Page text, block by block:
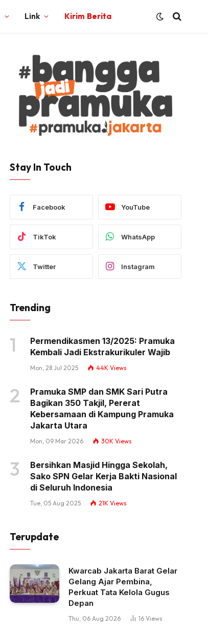
Link Kirim Berita
Stay In Touch
Facebook YouTube
TikTok WhatsApp
Twitter Instagram
Trending
Permendikasmen 13/2025: Pramuka
Kembali Jadi Ekstrakurikuler Wajib
Mon, 28 Jul 2025 44K Views
Pramuka SMP dan SMK Sari Putra
Bagikan 350 Takjil, Pererat
Kebersamaan di Kampung Pramuka
Jakarta Utara
Mon, 09 Mar 2026 30K Views
Bersihkan Masjid Hingga Sekolah,
Sako SPN Gelar Kerja Bakti Nasional
di Seluruh Indonesia
Tue, 05 Aug 2025 21K Views
Terupdate
Kwarcab Jakarta Barat Gelar
Gelang Ajar Pembina,
Perkuat Tata Kelola Gugus
Depan
Thu, 06 Aug 2026 16 Views